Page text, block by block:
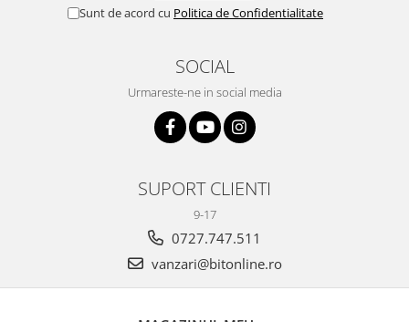
Sunt de acord cu Politica de Confidentialitate
SOCIAL
Urmareste-ne in social media
SUPORT CLIENTI
9-17
0727.747.511
vanzari@bitonline.ro